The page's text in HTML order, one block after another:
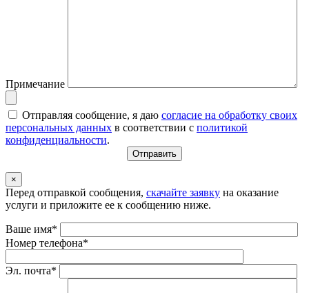
Примечание
Отправляя сообщение, я даю согласие на обработку своих
персональных данных в соответствии с политикой
конфиденциальности.
×
Перед отправкой сообщения, скачайте заявку на оказание
услуги и приложите ее к сообщению ниже.
Ваше имя*
Номер телефона*
Эл. почта*